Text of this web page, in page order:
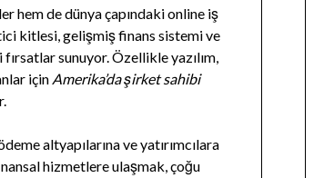
hem de dünya çapındaki online iş
kitlesi, gelişmiş finans sistemi ve
sunuyor. Özellikle yazılım,
için Amerika’da şirket sahibi
altyapılarına ve yatırımcılara
hizmetlere ulaşmak, çoğu